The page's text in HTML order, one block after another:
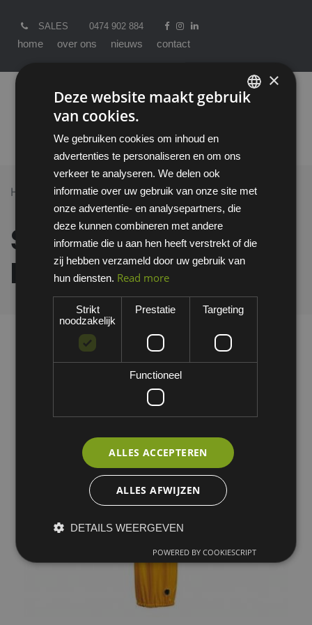
SALES 0474 902 884
home over ons nieuws contact
Home >All Products Handschoenen
Showa 772 Nitrile handschoen
Showa 772 Nitrile
handschoen
×
Deze website maakt gebruik
van cookies.
We gebruiken cookies om inhoud en
advertenties te personaliseren en om ons
verkeer te analyseren. We delen ook
informatie over uw gebruik van onze site met
onze advertentie- en analysepartners, die
deze kunnen combineren met andere
informatie die u aan hen heeft verstrekt of die
zij hebben verzameld door uw gebruik van
hun diensten. Read more
Strikt
noodzakelijk
Prestatie Targeting
Functioneel
ALLES ACCEPTEREN
ALLES AFWIJZEN
DETAILS WEERGEVEN
POWERED BY COOKIESCRIPT